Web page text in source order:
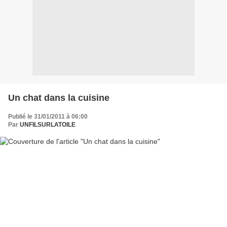
Un chat dans la cuisine
Publié le 31/01/2011 à 06:00
Par UNFILSURLATOILE